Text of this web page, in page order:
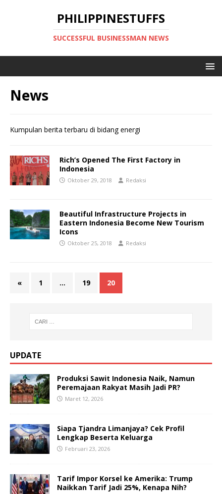
PHILIPPINESTUFFS
SUCCESSFUL BUSINESSMAN NEWS
News
Kumpulan berita terbaru di bidang energi
Rich’s Opened The First Factory in
Indonesia
Oktober 29, 2018 Redaksi
Beautiful Infrastructure Projects in
Eastern Indonesia Become New Tourism
Icons
Oktober 25, 2018 Redaksi
« 1 … 19 20
UPDATE
Produksi Sawit Indonesia Naik, Namun
Peremajaan Rakyat Masih Jadi PR?
Maret 12, 2026
Siapa Tjandra Limanjaya? Cek Profil
Lengkap Beserta Keluarga
Februari 23, 2026
Tarif Impor Korsel ke Amerika: Trump
Naikkan Tarif Jadi 25%, Kenapa Nih?